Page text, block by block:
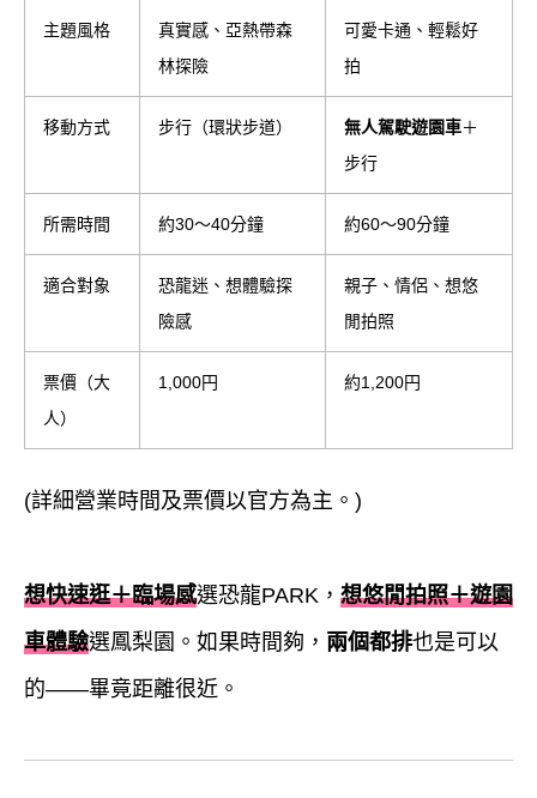
主題風格
真實感、亞熱帶森
林探險
可愛卡通、輕鬆好
拍
移動方式 步行（環狀步道） 無人駕駛遊園車＋
步行
所需時間 約30～40分鐘 約60～90分鐘
適合對象
恐龍迷、想體驗探
險感
親子、情侶、想悠
閒拍照
票價（大
人）
1,000円 約1,200円
(詳細營業時間及票價以官方為主。)
想快速逛＋臨場感選恐龍PARK， 想悠閒拍照＋遊園
車體驗選鳳梨園。如果時間夠， 兩個都排也是可以
的——畢竟距離很近。